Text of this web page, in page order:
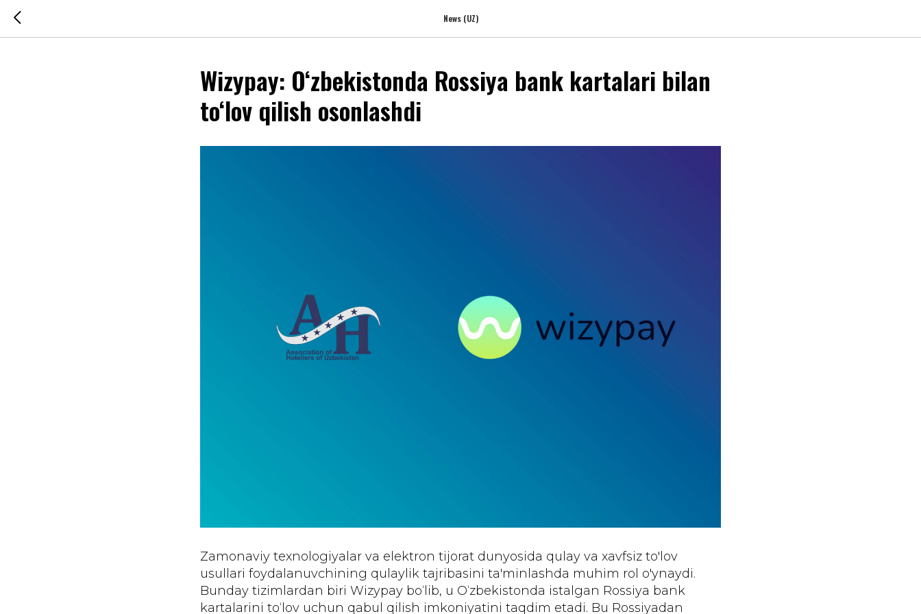
News (UZ)
Wizypay: O‘zbekistonda Rossiya bank kartalari bilan
to‘lov qilish osonlashdi
Zamonaviy texnologiyalar va elektron tijorat dunyosida qulay va xavfsiz to'lov
usullari foydalanuvchining qulaylik tajribasini ta'minlashda muhim rol o'ynaydi.
Bunday tizimlardan biri Wizypay bo‘lib, u O‘zbekistonda istalgan Rossiya bank
kartalarini to‘lov uchun qabul qilish imkoniyatini taqdim etadi. Bu Rossiyadan